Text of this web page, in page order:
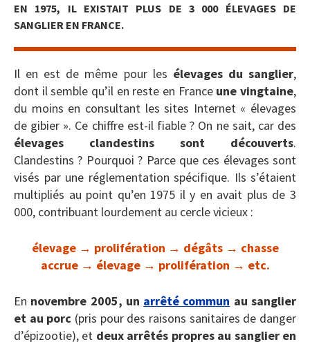
EN 1975, IL EXISTAIT PLUS DE 3 000 ÉLEVAGES DE
SANGLIER EN FRANCE.
Il en est de même pour les élevages du sanglier,
dont il semble qu’il en reste en France une vingtaine,
du moins en consultant les sites Internet « élevages
de gibier ». Ce chiffre est-il fiable ? On ne sait, car des
élevages clandestins sont découverts.
Clandestins ? Pourquoi ? Parce que ces élevages sont
visés par une réglementation spécifique. Ils s’étaient
multipliés au point qu’en 1975 il y en avait plus de 3
000, contribuant lourdement au cercle vicieux :
élevage → prolifération → dégâts → chasse
accrue → élevage → prolifération → etc.
En novembre 2005, un arrêté commun au sanglier
et au porc (pris pour des raisons sanitaires de danger
d’épizootie), et deux arrêtés propres au sanglier en